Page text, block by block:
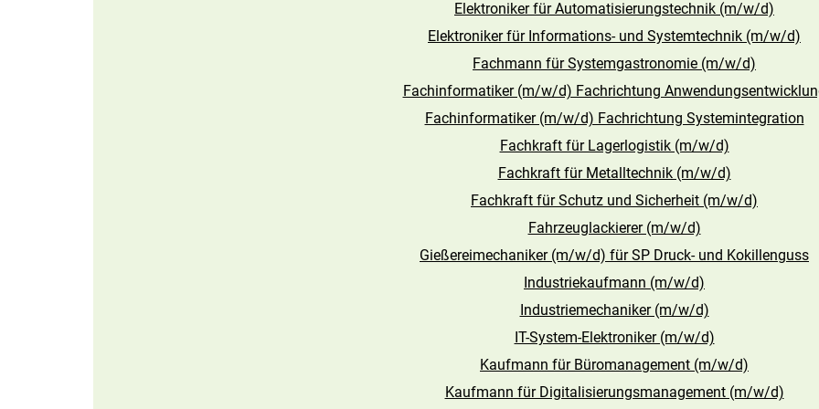
Elektroniker für Automatisierungstechnik (m/w/d)
Elektroniker für Informations- und Systemtechnik (m/w/d)
Fachmann für Systemgastronomie (m/w/d)
Fachinformatiker (m/w/d) Fachrichtung
Fachinformatiker (m/w/d) Fachrichtung Systemintegration
Fachkraft für Lagerlogistik (m/w/d)
Fachkraft für Metalltechnik (m/w/d)
Fachkraft für Schutz und Sicherheit (m/w/d)
Fahrzeuglackierer (m/w/d)
Gießereimechaniker (m/w/d) für SP Druck- und Kokillenguss
Industriekaufmann (m/w/d)
Industriemechaniker (m/w/d)
IT-System-Elektroniker (m/w/d)
Kaufmann für Büromanagement (m/w/d)
Kaufmann für Digitalisierungsmanagement (m/w/d)